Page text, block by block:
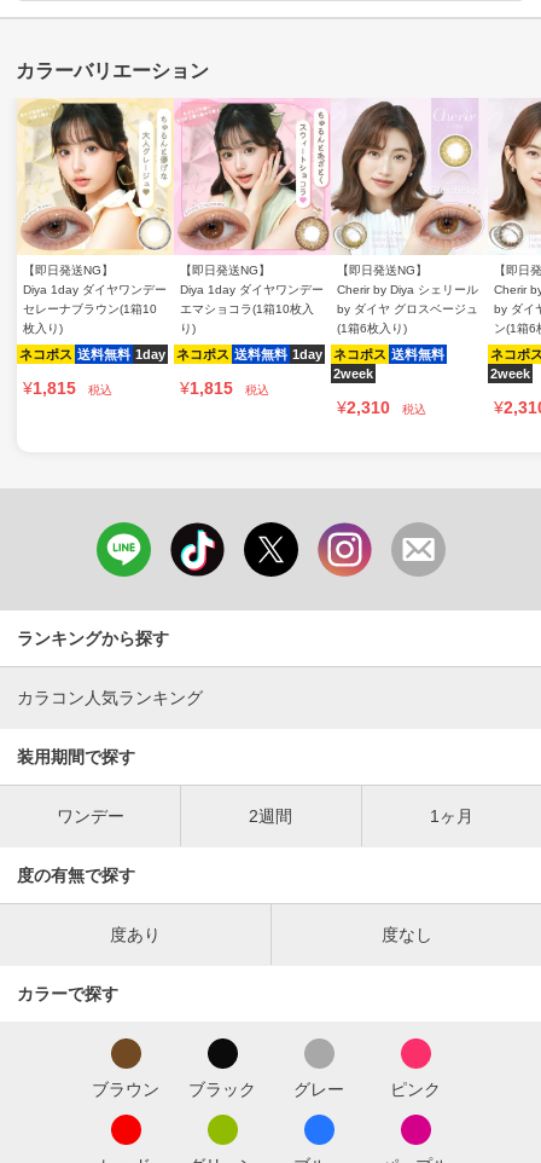
【即日発送NG】
Diya 1day ダイヤワンデー
セレーナブラウン(1箱10
枚入り)
ネコポス 送料無料 1day
¥1,815 税込
【即日発送NG】
Diya 1day ダイヤワンデー
エマショコラ(1箱10枚入
り)
ネコポス 送料無料 1day
¥1,815 税込
【即日発送NG】
Cherir by Diya シェリール
by ダイヤ グロスベージュ
(1箱6枚入り)
ネコポス 送料無料
2week
¥2,310 税込
【即日
Cherir
by ダイ
ン(1箱6
ネコポ
2week
¥
ランキングから探す
カラコン人気ランキング
装用期間で探す
ワンデー 2週間 1ヶ月
度の有無で探す
度あり 度なし
カラーで探す
ブラウン ブラック グレー ピンク